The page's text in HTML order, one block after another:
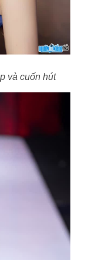
và cuốn hút